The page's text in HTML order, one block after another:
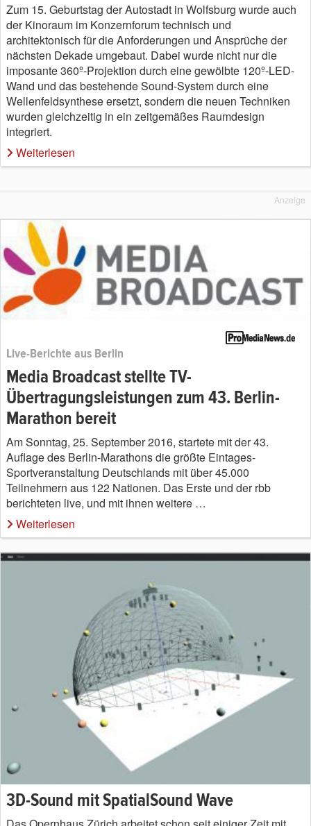
Zum 15. Geburtstag der Autostadt in Wolfsburg wurde auch
der Kinoraum im Konzernforum technisch und
architektonisch für die Anforderungen und Ansprüche der
nächsten Dekade umgebaut. Dabei wurde nicht nur die
imposante 360º-Projektion durch eine gewölbte 120º-LED-
Wand und das bestehende Sound-System durch eine
Wellenfeldsynthese ersetzt, sondern die neuen Techniken
wurden gleichzeitig in ein zeitgemäßes Raumdesign
integriert.
Weiterlesen
Anzeige
Live-Berichte aus Berlin
Media Broadcast stellte TV-
Übertragungsleistungen zum 43. Berlin-
Marathon bereit
Am Sonntag, 25. September 2016, startete mit der 43.
Auflage des Berlin-Marathons die größte Eintages-
Sportveranstaltung Deutschlands mit über 45.000
Teilnehmern aus 122 Nationen. Das Erste und der rbb
berichteten live, und mit ihnen weitere …
Weiterlesen
3D-Sound mit SpatialSound Wave